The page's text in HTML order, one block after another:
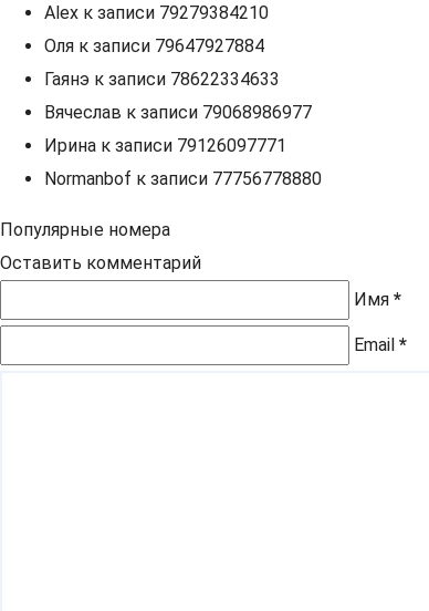
Alex к записи 79279384210
Оля к записи 79647927884
Гаянэ к записи 78622334633
Вячеслав к записи 79068986977
Ирина к записи 79126097771
Normanbof к записи 77756778880
Популярные номера
Оставить комментарий
Имя *
Email *